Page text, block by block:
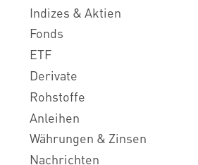
Indizes & Aktien
Fonds
ETF
Derivate
Rohstoffe
Anleihen
Währungen & Zinsen
Nachrichten